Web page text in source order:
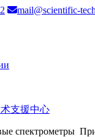
mail@scientific-
支援中心
спектрометры